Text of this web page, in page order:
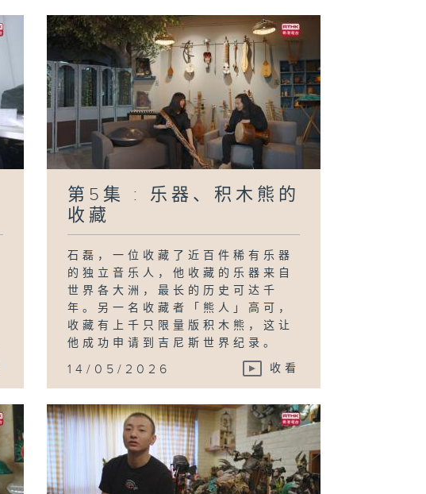
第5集 : 乐器、积木熊的
收藏
石磊，一位收藏了近百件稀有乐器
的独立音乐人，他收藏的乐器来自
世界各大洲，最长的历史可达千
年。另一名收藏者「熊人」高可，
收藏有上千只限量版积木熊，这让
他成功申请到吉尼斯世界纪录。
14/05/2026 收看